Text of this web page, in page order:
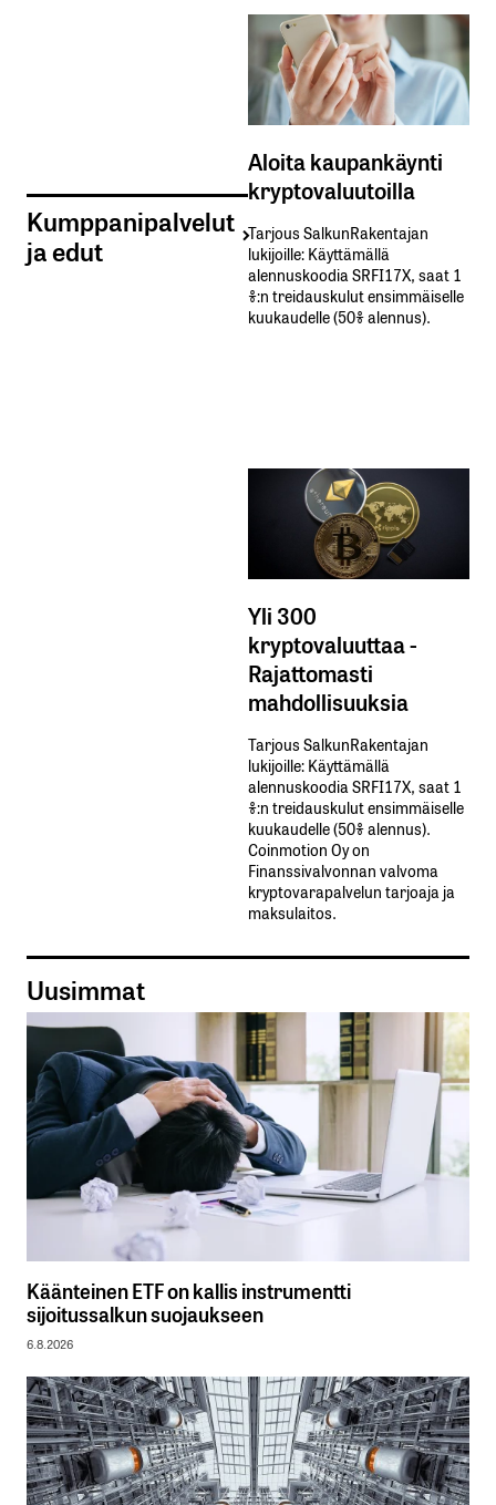
Kumppanipalvelut
ja edut
Aloita kaupankäynti
kryptovaluutoilla
Tarjous SalkunRakentajan
lukijoille: Käyttämällä​ ​
alennuskoodia​ ​SRFI17X,​ ​saat​ ​1
%:n treidauskulut​ ​ensimmäiselle​ ​
kuukaudelle​ ​(50%​ ​alennus).
Yli 300
kryptovaluuttaa -
Rajattomasti
mahdollisuuksia
Tarjous SalkunRakentajan
lukijoille: Käyttämällä​ ​
alennuskoodia​ ​SRFI17X,​ ​saat​ ​1
%:n treidauskulut​ ​ensimmäiselle​ ​
kuukaudelle​ ​(50%​ ​alennus).
Coinmotion Oy on
Finanssivalvonnan valvoma
kryptovarapalvelun tarjoaja ja
maksulaitos.
Uusimmat
Käänteinen ETF on kallis instrumentti
sijoitussalkun suojaukseen
6.8.2026